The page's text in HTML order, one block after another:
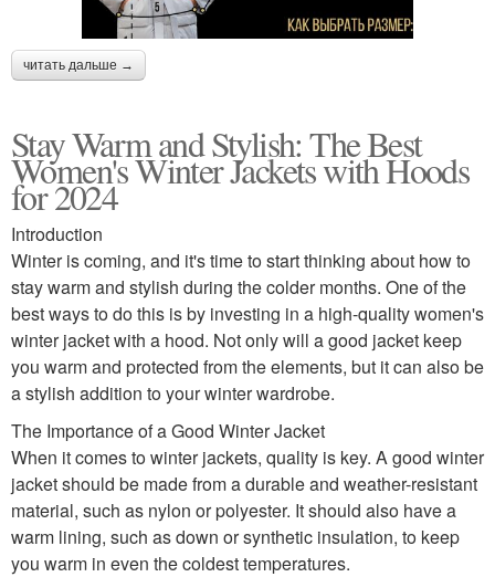
читать дальше →
Stay Warm and Stylish: The Best
Women's Winter Jackets with Hoods
for 2024
Introduction
Winter is coming, and it's time to start thinking about how to
stay warm and stylish during the colder months. One of the
best ways to do this is by investing in a high-quality women's
winter jacket with a hood. Not only will a good jacket keep
you warm and protected from the elements, but it can also be
a stylish addition to your winter wardrobe.
The Importance of a Good Winter Jacket
When it comes to winter jackets, quality is key. A good winter
jacket should be made from a durable and weather-resistant
material, such as nylon or polyester. It should also have a
warm lining, such as down or synthetic insulation, to keep
you warm in even the coldest temperatures.